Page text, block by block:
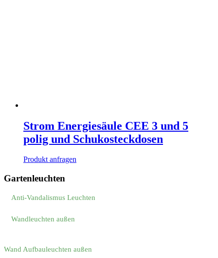
Strom Energiesäule CEE 3 und 5
polig und Schukosteckdosen
Produkt anfragen
Gartenleuchten
Anti-Vandalismus Leuchten
Wandleuchten außen
Wand Aufbauleuchten außen